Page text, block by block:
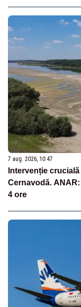
7 aug. 2026, 10:47
Intervenție
Cernavodă.
4 ore